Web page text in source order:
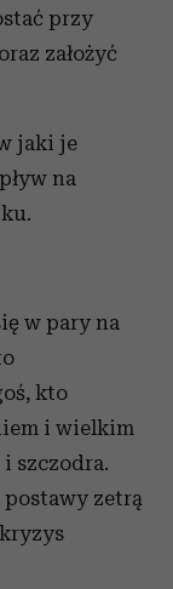
przy
założyć
jaki je
na
w pary na
kto
i wielkim
szczodra.
zetrą